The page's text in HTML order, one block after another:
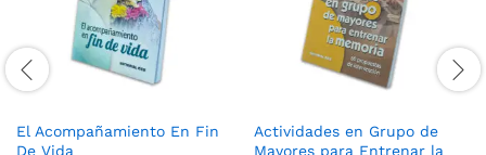
El Acompañamiento En Fin
De Vida
Actividades en Grupo de
Mayores para Entrenar la